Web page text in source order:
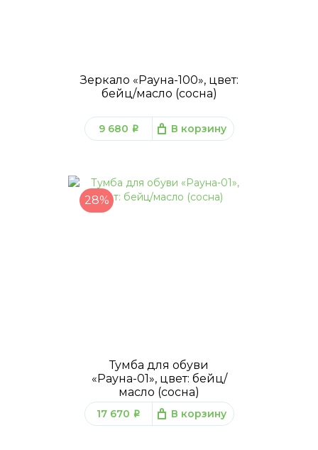
Зеркало «Рауна-100», цвет:
бейц/масло (сосна)
9 680 q В корзину
28%
Тумба для обуви
«Рауна-01», цвет: бейц/
масло (сосна)
17 670 q В корзину